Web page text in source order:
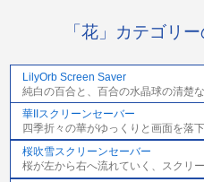
「花」カテゴリ
LilyOrb Screen Saver
純白の百合と、百合の水晶球の清楚
華IIスクリーンセーバー
四季折々の華がゆっくりと画面を落
桜吹雪スクリーンセーバー
桜が左から右へ流れていく、スクリ